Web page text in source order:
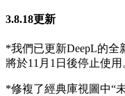
3.8.18更新
*我們已更新DeepL的全
將於11月1日後停止使用
*修複了經典庫視圖中“